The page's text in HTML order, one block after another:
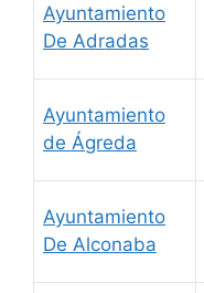
Ayuntamiento
De Adradas
Ayuntamiento
de Ágreda
Ayuntamiento
De Alconaba